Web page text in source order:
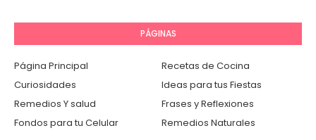
PÁGINAS
Página Principal
Recetas de Cocina
Curiosidades
Ideas para tus Fiestas
Remedios Y salud
Frases y Reflexiones
Fondos para tu Celular
Remedios Naturales